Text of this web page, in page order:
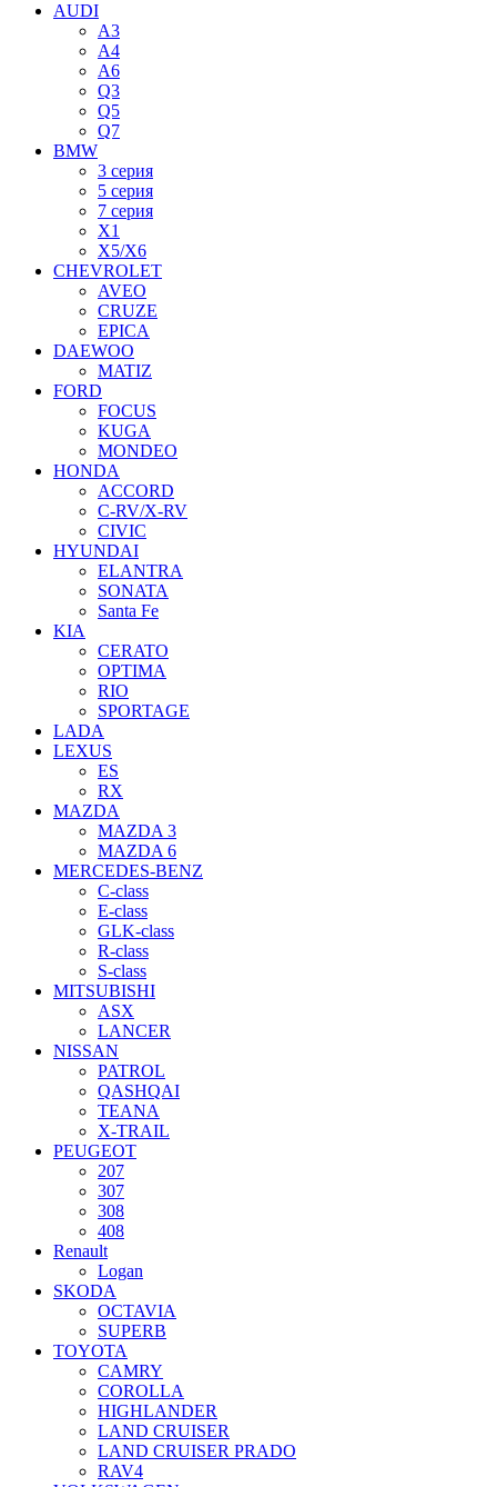
AUDI
A3
A4
A6
Q3
Q5
Q7
BMW
3 серия
5 серия
7 серия
X1
X5/X6
CHEVROLET
AVEO
CRUZE
EPICA
DAEWOO
MATIZ
FORD
FOCUS
KUGA
MONDEO
HONDA
ACCORD
C-RV/X-RV
CIVIC
HYUNDAI
ELANTRA
SONATA
Santa Fe
KIA
CERATO
OPTIMA
RIO
SPORTAGE
LADA
LEXUS
ES
RX
MAZDA
MAZDA 3
MAZDA 6
MERCEDES-BENZ
C-class
E-class
GLK-class
R-class
S-class
MITSUBISHI
ASX
LANCER
NISSAN
PATROL
QASHQAI
TEANA
X-TRAIL
PEUGEOT
207
307
308
408
Renault
Logan
SKODA
OCTAVIA
SUPERB
TOYOTA
CAMRY
COROLLA
HIGHLANDER
LAND CRUISER
LAND CRUISER PRADO
RAV4